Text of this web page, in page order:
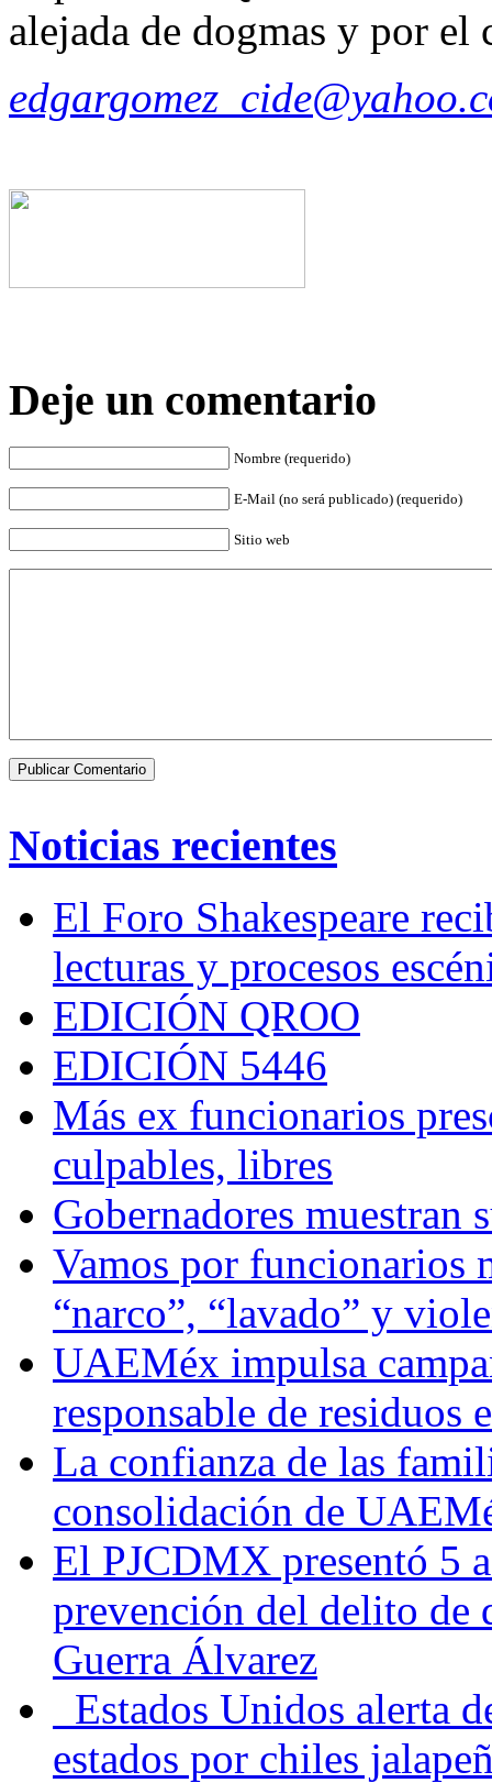
alejada de dogmas y por
Deje un comentario
Nombre (requerido)
E-Mail (no será publicado) (requerido)
Sitio web
Noticias recientes
El Foro Shakespeare
lecturas y procesos
EDICIÓN QROO
EDICIÓN 5446
Más ex funcionarios
culpables, libres
Gobernadores muestran
Vamos por funcionarios
“narco”, “lavado” y
UAEMéx impulsa
responsable de residuos
La confianza de las
consolidación de
El PJCDMX presentó 5
prevención del delito de
Guerra Álvarez
Estados Unidos alerta
estados por chiles